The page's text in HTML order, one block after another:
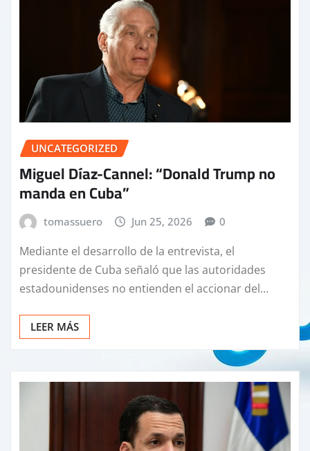
UNCATEGORIZED
Miguel Díaz-Cannel: “Donald Trump no
manda en Cuba”
tomassuero Jun 25, 2026 0
Mediante el desarrollo de la entrevista, el
presidente de Cuba señaló que las autoridades
estadounidenses no entienden el accionar del…
LEER MÁS